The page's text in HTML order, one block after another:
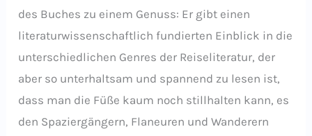
des Buches zu einem Genuss: Er gibt einen
literaturwissenschaftlich fundierten Einblick in die
unterschiedlichen Genres der Reiseliteratur, der
aber so unterhaltsam und spannend zu lesen ist,
dass man die Füße kaum noch stillhalten kann, es
den Spaziergängern, Flaneuren und Wanderern